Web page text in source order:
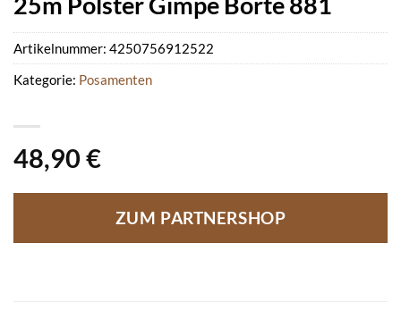
48,90 €
ZUM PARTNERSHOP
Artikelnummer: 4250756912522
Kategorie: Posamenten